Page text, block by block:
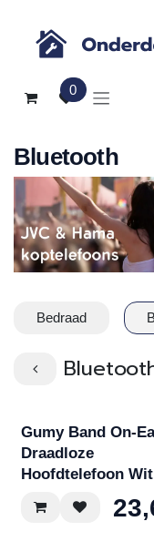
0
Bluetooth
Bedraad
Gumy Band On-
Draadloze
Hoofdtelefoon Wit